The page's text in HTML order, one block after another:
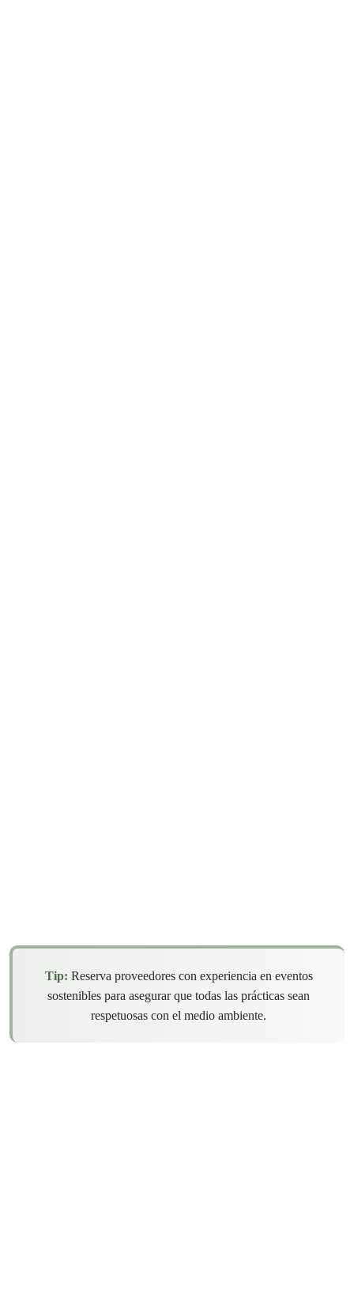
Tip: Reserva proveedores con experiencia en eventos
sostenibles para asegurar que todas las prácticas sean
respetuosas con el medio ambiente.